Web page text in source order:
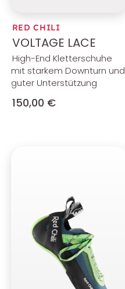
RED CHILI
VOLTAGE LACE
High-End Kletterschuhe
mit starkem Downturn und
guter Unterstützung
150,00 €